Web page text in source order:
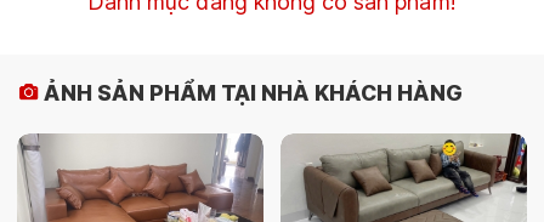
ẢNH SẢN PHẨM TẠI NHÀ KHÁCH HÀNG